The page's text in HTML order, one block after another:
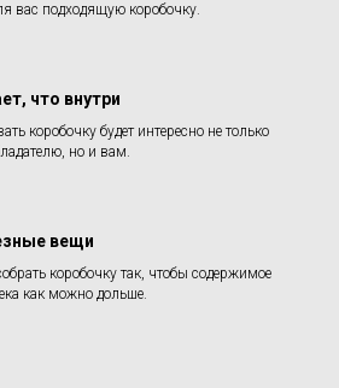
вас подходящую коробочку.
что внутри
коробочку будет интересно не только
но и вам.
вещи
коробочку так, чтобы содержимое
как можно дольше.